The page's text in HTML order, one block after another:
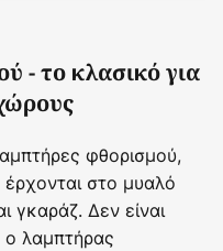
- το κλασικό για
φθορισμού,
στο μυαλό
γκαράζ. Δεν είναι
ο λαμπτήρας